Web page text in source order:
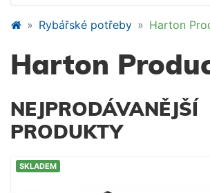
Rybářské potřeby Harton
Harton
NEJPRODÁVANĚJŠÍ
PRODUKTY
SKLADEM